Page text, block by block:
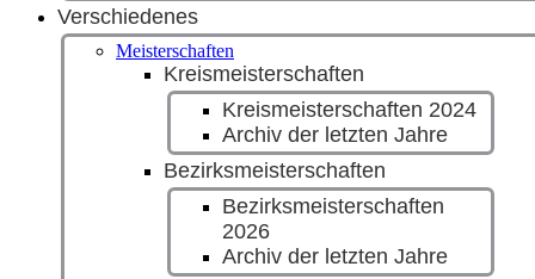
Verschiedenes
Meisterschaften
Kreismeisterschaften
Kreismeisterschaften 2024
Archiv der letzten Jahre
Bezirksmeisterschaften
Bezirksmeisterschaften
2026
Archiv der letzten Jahre